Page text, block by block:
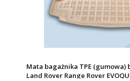
Mata bagażnika TPE (gumowa)
Land Rover Range Rover